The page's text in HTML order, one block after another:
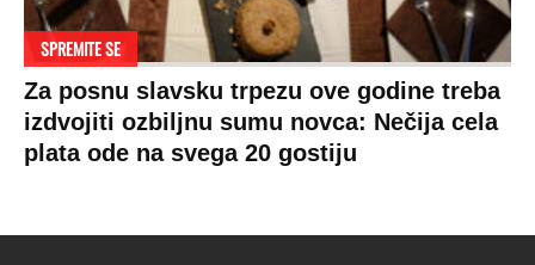
SPREMITE SE
Za posnu slavsku trpezu ove godine treba
izdvojiti ozbiljnu sumu novca: Nečija cela
plata ode na svega 20 gostiju